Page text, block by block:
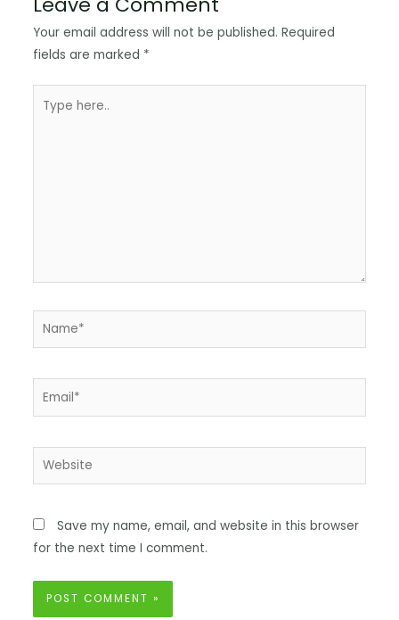
Your email address will not be published. Required
fields are marked *
Save my name, email, and website in this browser
for the next time I comment.